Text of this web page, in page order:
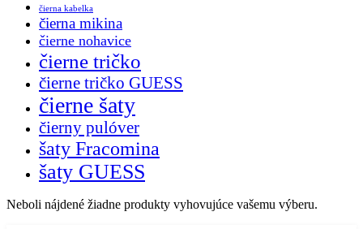
čierna kabelka
čierna mikina
čierne nohavice
čierne tričko
čierne tričko GUESS
čierne šaty
čierny pulóver
šaty Fracomina
šaty GUESS
Neboli nájdené žiadne produkty vyhovujúce vašemu výberu.